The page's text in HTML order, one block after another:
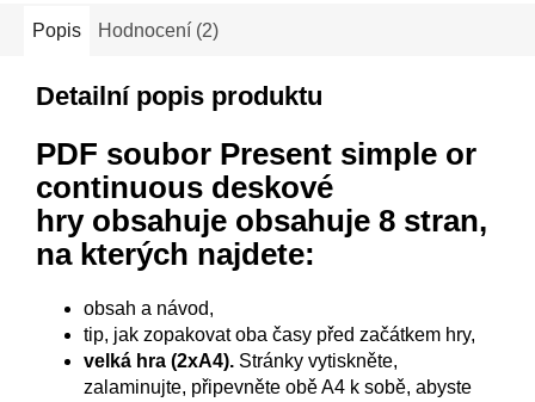
Popis Hodnocení (2)
Detailní popis produktu
PDF soubor Present simple or
continuous deskové
hryobsahuje obsahuje 8 stran,
na kterých najdete:
obsah a návod,
tip, jak zopakovat oba časy před začátkem hry,
velká hra (2xA4). Stránky vytiskněte,
zalaminujte, připevněte obě A4 k sobě, abyste